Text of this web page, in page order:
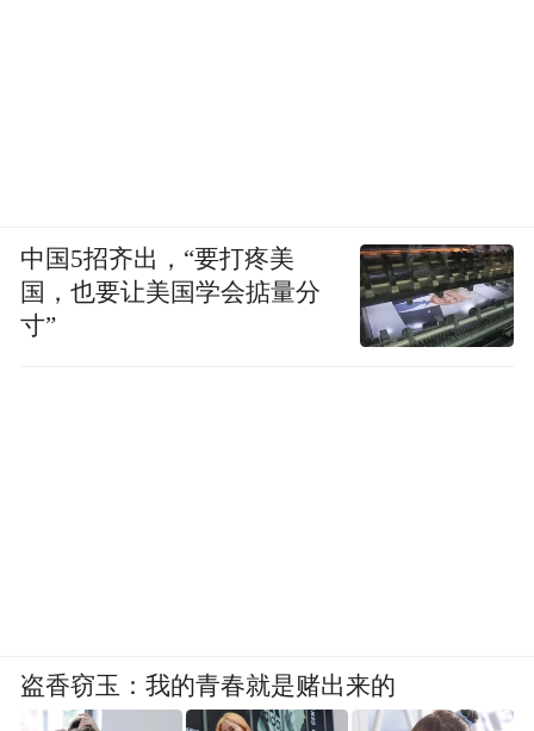
中国5招齐出，“要打疼美
国，也要让美国学会掂量分
寸”
盗香窃玉：我的青春就是赌出来的